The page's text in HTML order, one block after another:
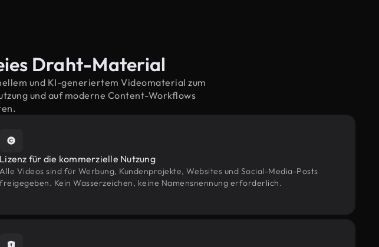
Draht-Material
und KI-generiertem Videomaterial zum
und auf moderne Content-Workflows
Lizenz für die kommerzielle Nutzung
Alle Videos sind für Werbung, Kundenprojekte, Websites und Social-Media-Posts
freigegeben. Kein Wasserzeichen, keine Namensnennung erforderlich.